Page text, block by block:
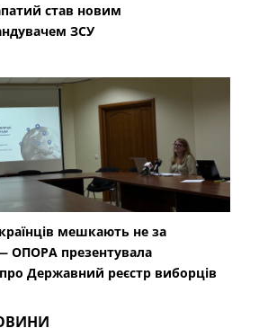
став новим
ЗСУ
мешкають не за
ОПОРА презентувала
Державний реєстр виборців